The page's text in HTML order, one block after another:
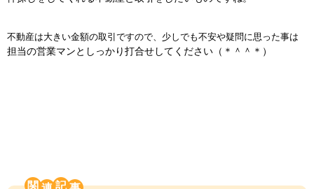
不動産は大きい金額の取引ですので、 少しでも不安や疑問に思った事は
担当の営業マンとしっかり打合せしてください（＊＾＾＊）
関 記